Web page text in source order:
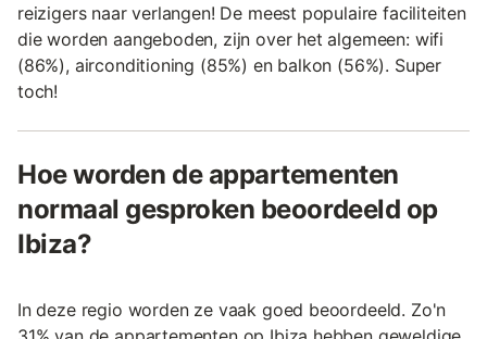
reizigers naar verlangen! De meest populaire faciliteiten
die worden aangeboden, zijn over het algemeen: wifi
(86%), airconditioning (85%) en balkon (56%). Super
toch!
Hoe worden de appartementen
normaal gesproken beoordeeld op
Ibiza?
In deze regio worden ze vaak goed beoordeeld. Zo'n